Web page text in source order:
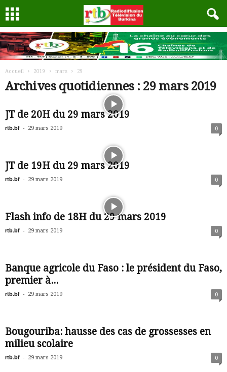
Accueil 2019 mars 29
Archives quotidiennes : 29 mars 2019
JT de 20H du 29 mars 2019
rtb.bf - 29 mars 2019 0
JT de 19H du 29 mars 2019
rtb.bf - 29 mars 2019 0
Flash info de 18H du 29 mars 2019
rtb.bf - 29 mars 2019 0
Banque agricole du Faso : le président du Faso,
premier à...
rtb.bf - 29 mars 2019 0
Bougouriba: hausse des cas de grossesses en
milieu scolaire
rtb.bf - 29 mars 2019 0